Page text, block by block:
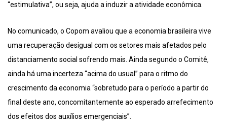
“estimulativa”, ou seja, ajuda a induzir a atividade econômica.
No comunicado, o Copom avaliou que a economia brasileira vive
uma recuperação desigual com os setores mais afetados pelo
distanciamento social sofrendo mais. Ainda segundo o Comitê,
ainda há uma incerteza “acima do usual” para o ritmo do
crescimento da economia “sobretudo para o período a partir do
final deste ano, concomitantemente ao esperado arrefecimento
dos efeitos dos auxílios emergenciais”.